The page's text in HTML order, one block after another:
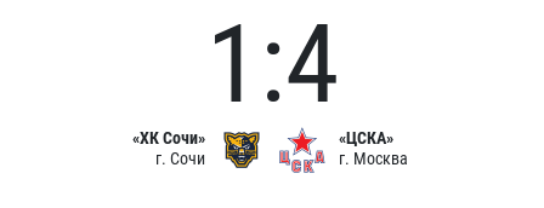
«ХК Сочи»
г. Сочи
1:4
«ЦСКА»
г. Москва